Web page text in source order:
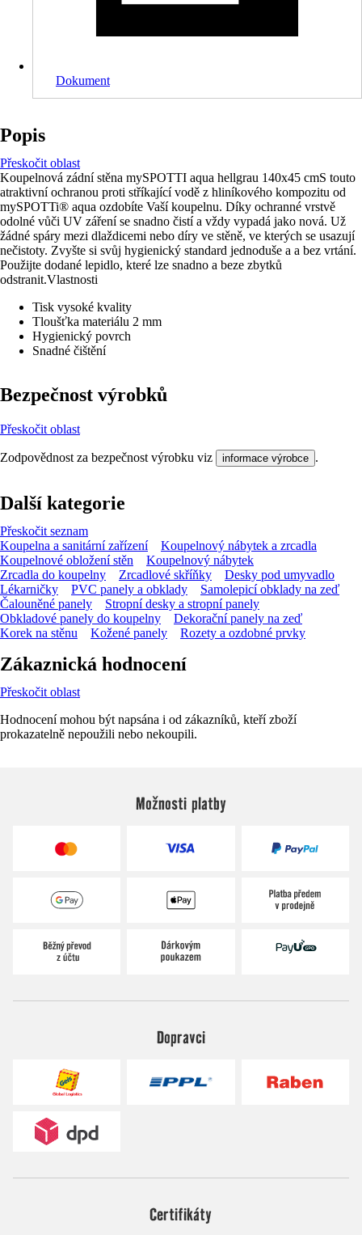
Dokument
Popis
Přeskočit oblast
Koupelnová zádní stěna mySPOTTI aqua hellgrau 140x45 cmS touto
atraktivní ochranou proti stříkající vodě z hliníkového kompozitu od
mySPOTTi® aqua ozdobíte Vaší koupelnu. Díky ochranné vrstvě
odolné vůči UV záření se snadno čistí a vždy vypadá jako nová. Už
žádné spáry mezi dlaždicemi nebo díry ve stěně, ve kterých se usazují
nečistoty. Zvyšte si svůj hygienický standard jednoduše a a bez vrtání.
Použijte dodané lepidlo, které lze snadno a beze zbytků
odstranit.Vlastnosti
Tisk vysoké kvality
Tloušťka materiálu 2 mm
Hygienický povrch
Snadné čištění
Bezpečnost výrobků
Přeskočit oblast
Zodpovědnost za bezpečnost výrobku viz informace výrobce .
Další kategorie
Přeskočit seznam
Koupelna a sanitární zařízení
Koupelnový nábytek a zrcadla
Koupelnové obložení stěn
Koupelnový nábytek
Zrcadla do koupelny
Zrcadlové skříňky
Desky pod umyvadlo
Lékarničky
PVC panely a obklady
Samolepicí obklady na zeď
Čalouněné panely
Stropní desky a stropní panely
Obkladové panely do koupelny
Dekorační panely na zeď
Korek na stěnu
Kožené panely Rozety a ozdobné prvky
Zákaznická hodnocení
Přeskočit oblast
Hodnocení mohou být napsána i od zákazníků, kteří zboží
prokazatelně nepoužili nebo nekoupili.
Možnosti platby
Dopravci
Certifikáty